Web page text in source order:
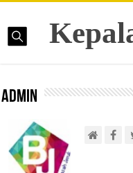
admin